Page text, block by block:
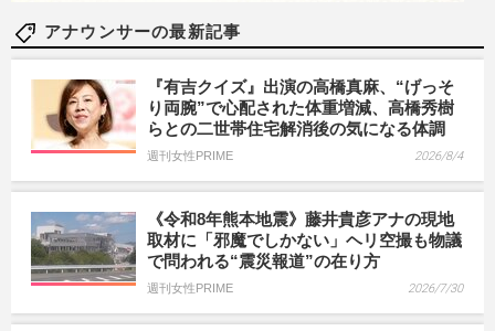
アナウンサーの最新記事
『有吉クイズ』出演の高橋真麻、“げっそ
り両腕”で心配された体重増減、高橋秀樹
らとの二世帯住宅解消後の気になる体調
週刊女性PRIME 2026/8/4
《令和8年熊本地震》藤井貴彦アナの現地
取材に「邪魔でしかない」ヘリ空撮も物議
で問われる“震災報道”の在り方
週刊女性PRIME 2026/7/30